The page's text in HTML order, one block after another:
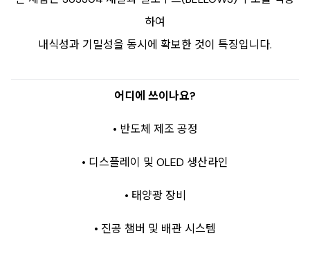
하여
내식성과 기밀성을 동시에 확보한 것이 특징입니다.
어디에 쓰이나요?
• 반도체 제조 공정
• 디스플레이 및 OLED 생산라인
• 태양광 장비
• 진공 챔버 및 배관 시스템